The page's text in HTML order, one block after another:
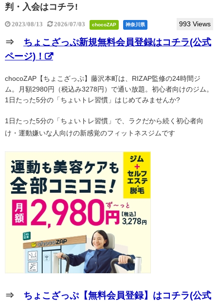
判・入会はコチラ!
2023/08/13 2026/07/03 chocoZAP 神奈川県 993 Views
⇒ ちょこざっぷ新規無料会員登録はコチラ(公式
ページ)！
chocoZAP【ちょこざっぷ】藤沢本町は、RIZAP監修の24時間ジ
ム。月額2980円（税込み3278円）で通い放題。初心者向けのジム。
1日たった5分の「ちょいトレ習慣」はじめてみませんか?
1日たった5分の「ちょいトレ習慣」で、ラクだから続く初心者向
け・運動嫌いな人向けの新感覚のフィットネスジムです
⇒ ちょこざっぷ【無料会員登録】はコチラ(公式